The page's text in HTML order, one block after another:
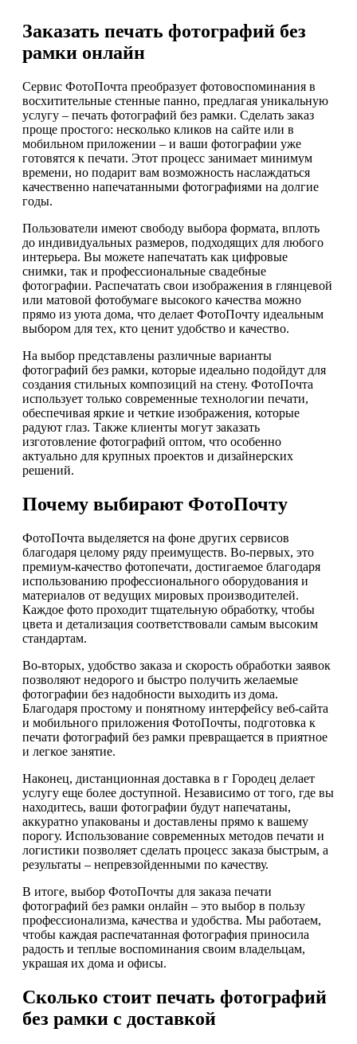
Заказать печать фотографий без
рамки онлайн
Сервис ФотоПочта преобразует фотовоспоминания в
восхитительные стенные панно, предлагая уникальную
услугу – печать фотографий без рамки. Сделать заказ
проще простого: несколько кликов на сайте или в
мобильном приложении – и ваши фотографии уже
готовятся к печати. Этот процесс занимает минимум
времени, но подарит вам возможность наслаждаться
качественно напечатанными фотографиями на долгие
годы.
Пользователи имеют свободу выбора формата, вплоть
до индивидуальных размеров, подходящих для любого
интерьера. Вы можете напечатать как цифровые
снимки, так и профессиональные свадебные
фотографии. Распечатать свои изображения в глянцевой
или матовой фотобумаге высокого качества можно
прямо из уюта дома, что делает ФотоПочту идеальным
выбором для тех, кто ценит удобство и качество.
На выбор представлены различные варианты
фотографий без рамки, которые идеально подойдут для
создания стильных композиций на стену. ФотоПочта
использует только современные технологии печати,
обеспечивая яркие и четкие изображения, которые
радуют глаз. Также клиенты могут заказать
изготовление фотографий оптом, что особенно
актуально для крупных проектов и дизайнерских
решений.
Почему выбирают ФотоПочту
ФотоПочта выделяется на фоне других сервисов
благодаря целому ряду преимуществ. Во-первых, это
премиум-качество фотопечати, достигаемое благодаря
использованию профессионального оборудования и
материалов от ведущих мировых производителей.
Каждое фото проходит тщательную обработку, чтобы
цвета и детализация соответствовали самым высоким
стандартам.
Во-вторых, удобство заказа и скорость обработки заявок
позволяют недорого и быстро получить желаемые
фотографии без надобности выходить из дома.
Благодаря простому и понятному интерфейсу веб-сайта
и мобильного приложения ФотоПочты, подготовка к
печати фотографий без рамки превращается в приятное
и легкое занятие.
Наконец, дистанционная доставка в г Городец делает
услугу еще более доступной. Независимо от того, где вы
находитесь, ваши фотографии будут напечатаны,
аккуратно упакованы и доставлены прямо к вашему
порогу. Использование современных методов печати и
логистики позволяет сделать процесс заказа быстрым, а
результаты – непревзойденными по качеству.
В итоге, выбор ФотоПочты для заказа печати
фотографий без рамки онлайн – это выбор в пользу
профессионализма, качества и удобства. Мы работаем,
чтобы каждая распечатанная фотография приносила
радость и теплые воспоминания своим владельцам,
украшая их дома и офисы.
Сколько стоит печать фотографий
без рамки с доставкой